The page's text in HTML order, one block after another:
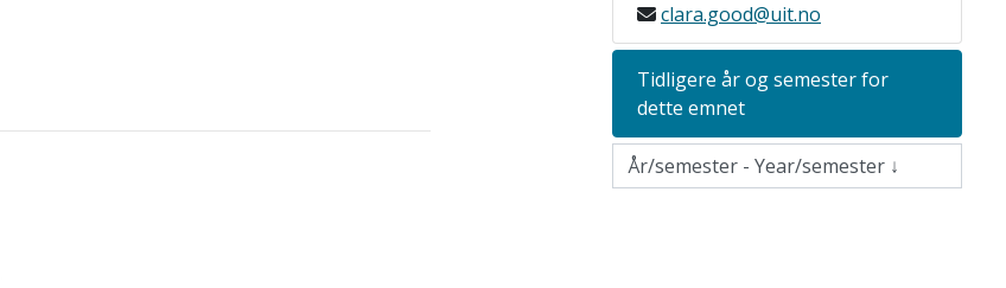
clara.good@uit.no
Tidligere år og semester for
dette emnet